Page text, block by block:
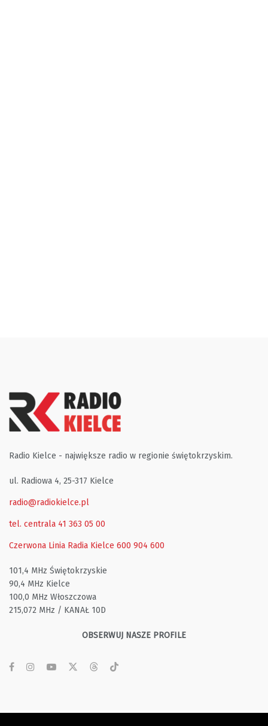
Radio Kielce - największe radio w regionie świętokrzyskim.
ul. Radiowa 4, 25-317 Kielce
radio@radiokielce.pl
tel. centrala 41 363 05 00
Czerwona Linia Radia Kielce 600 904 600
101,4 MHz Świętokrzyskie
90,4 MHz Kielce
100,0 MHz Włoszczowa
215,072 MHz / KANAŁ 10D
OBSERWUJ NASZE PROFILE